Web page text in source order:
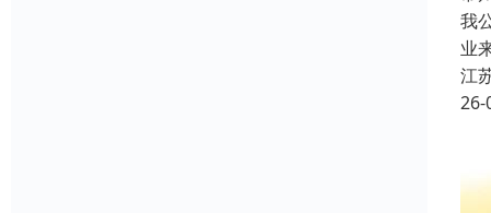
我
业
江
26-